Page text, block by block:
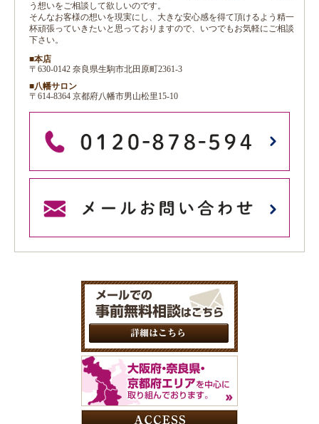
う想いをご相談して欲しいのです。
そんなお客様の想いを現実にし、大きな安心感を得て頂けるよう精一
杯頑張っていきたいと思っておりますので、いつでもお気軽にご相談
下さい。
■本店
〒630-0142 奈良県生駒市北田原町2361-3
■八幡サロン
〒614-8364 京都府八幡市男山松里15-10